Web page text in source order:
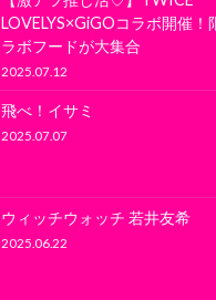
LOVELYS×GiGOコラボ開催！
ラボフードが大集合
2025.07.12
飛べ！イサミ
2025.07.07
ウィッチウォッチ 若井友希
2025.06.22